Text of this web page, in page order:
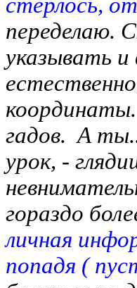
переделаю.
указывать
гадов. А
урок, -
гораздо
личная
попадя (